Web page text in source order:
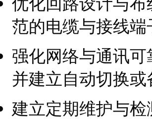
范的电缆与接线
强化网络与通讯
并建立自动切换
建立定期维护与